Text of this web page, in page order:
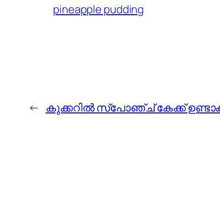
pineapple pudding
← കുക്കറില്‍ സ്പോഞ്ച് കേക്ക്